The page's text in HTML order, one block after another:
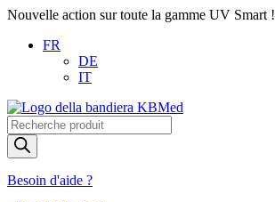
Nouvelle action sur toute la gamme UV Smart !
FR
DE
IT
Recherche
de
produits
Besoin d'aide ?